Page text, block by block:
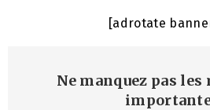
[adrotate
Ne manquez pas les